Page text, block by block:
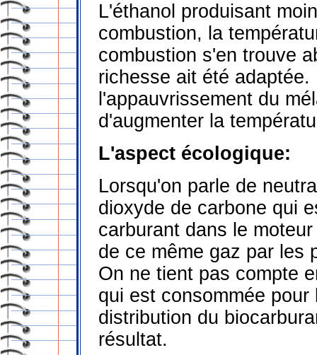
L'éthanol produisant
combustion, la
combustion s'en trouve
richesse ait été
l'appauvrissement du
d'augmenter la
L'aspect écologique:
Lorsqu'on parle de
dioxyde de carbone qui
carburant dans le
de ce même gaz par les
On ne tient pas compte
qui est consommée
distribution du
résultat.